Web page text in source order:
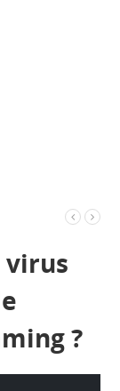
virus
?